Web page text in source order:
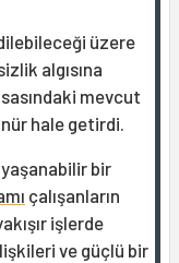
üzere
algısına
mevcut
hale getirdi.
bir
çalışanların
işlerde
ve güçlü bir